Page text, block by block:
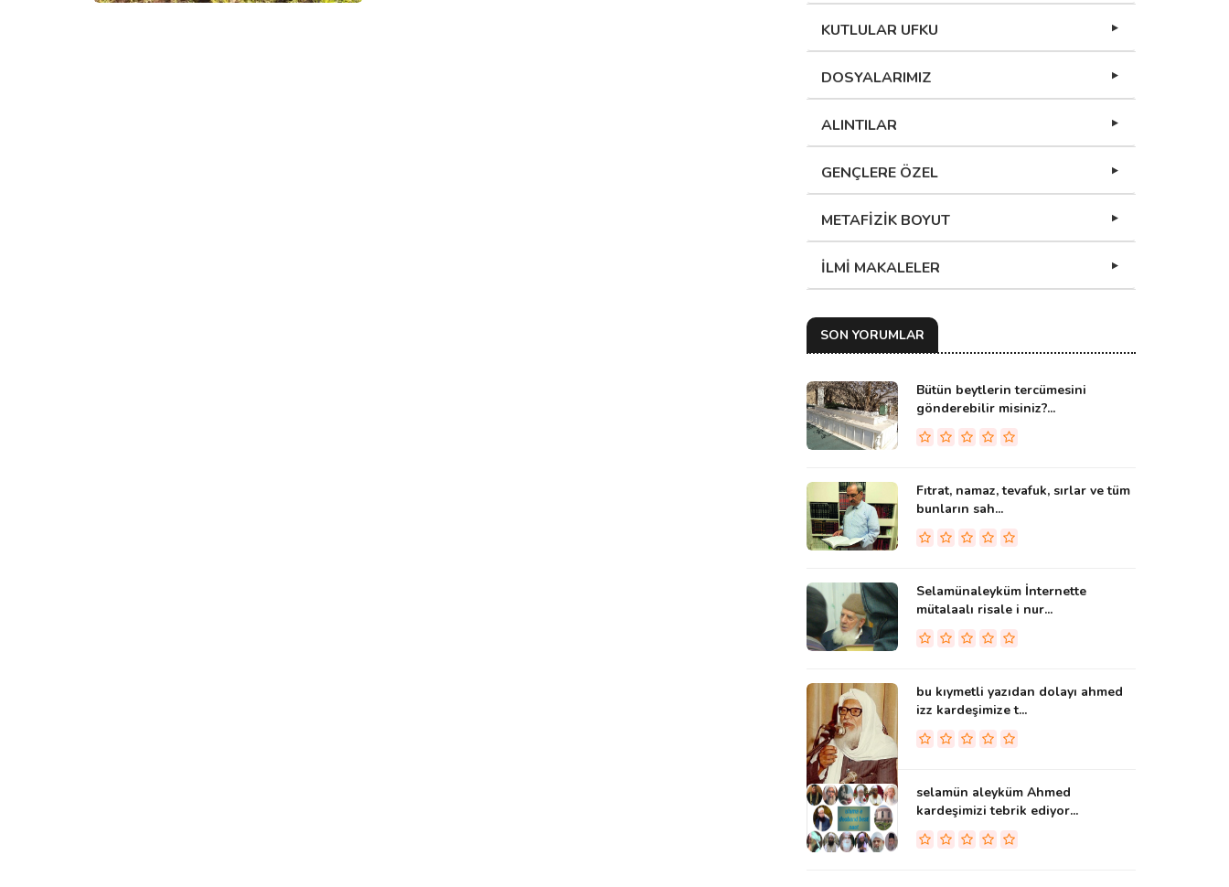
KUTLULAR UFKU
DOSYALARIMIZ
ALINTILAR
GENÇLERE ÖZEL
METAFİZİK BOYUT
İLMİ MAKALELER
SON YORUMLAR
Bütün beytlerin tercümesini
gönderebilir misiniz?...
Fıtrat, namaz, tevafuk, sırlar ve tüm
bunların sah...
Selamünaleyküm İnternette
mütalaalı risale i nur...
bu kıymetli yazıdan dolayı ahmed
izz kardeşimize t...
selamün aleyküm Ahmed
kardeşimizi tebrik ediyor...